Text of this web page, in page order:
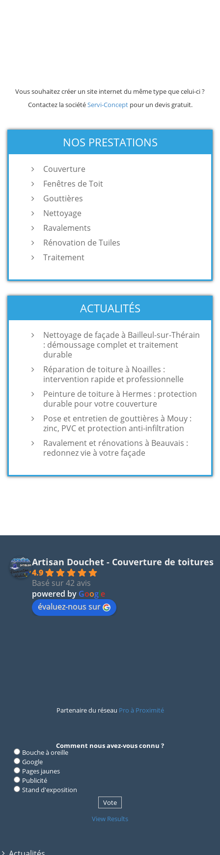
Vous souhaitez créer un site internet du même type que celui-ci ?
Contactez la sociétéServi-Conceptpour un devis gratuit.
NOS PRESTATIONS
Couverture
Fenêtres de Toit
Gouttières
Nettoyage
Ravalements
Rénovation de Tuiles
Traitement
ACTUALITÉS
Nettoyage de façade à Bailleul-sur-Thérain
: démoussage complet et traitement
durable
Réparation de toiture à Noailles :
intervention rapide et professionnelle
Peinture de toiture à Hermes : protection
durable pour votre couverture
Pose et entretien de gouttières à Mouy :
zinc, PVC et protection anti-infiltration
Ravalement et rénovations à Beauvais :
redonnez vie à votre façade
Artisan Douchet - Couverture de toitures
4.9
Basé sur 42 avis
powered by Google
évaluez-nous sur
Partenaire du réseau Pro à Proximité
Comment nous avez-vous connu ?
Bouche à oreille
Google
Pages jaunes
Publicité
Stand d'exposition
View Results